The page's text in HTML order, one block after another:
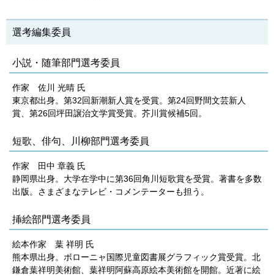
選考編集委員
小説・随筆部門選考委員
作家 佐川 光晴 氏
東京都出身。第32回新潮新人賞を受賞。第24回野間文芸新人
賞、第26回坪田譲治文学賞受賞。芥川賞候補5回。
短歌、俳句、川柳部門選考委員
​作家 田中 章義 氏
静岡県出身。大学在学中に第36回角川短歌賞を受賞。著書を多数
出版。さまざまなテレビ・コメンテーターも担う。
挿絵部門選考委員
絵本作家 葉 祥明 氏
熊本県出身。ボローニャ国際児童図書展グラフィック賞受賞。北
鎌倉葉祥明美術館、葉祥明阿蘇高原絵本美術館を開館。近著に絵